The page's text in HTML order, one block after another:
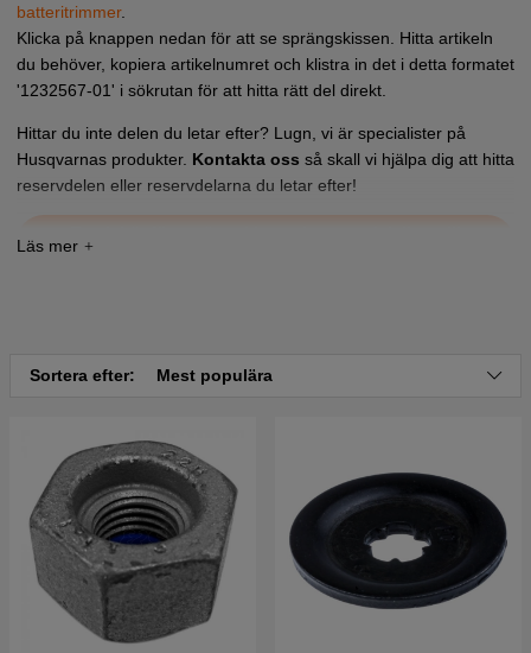
batteritrimmer.
Klicka på knappen nedan för att se sprängskissen. Hitta artikeln
du behöver, kopiera artikelnumret och klistra in det i detta formatet
'1232567-01' i sökrutan för att hitta rätt del direkt.
Hittar du inte delen du letar efter? Lugn, vi är specialister på
Husqvarnas produkter. Kontakta oss så skall vi hjälpa dig att hitta
reservdelen eller reservdelarna du letar efter!
Sortera efter: Mest populära